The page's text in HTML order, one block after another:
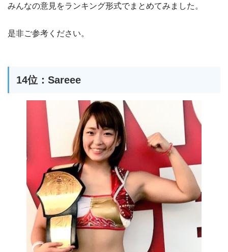
みんなの意見をランキング形式でまとめてみました。
是非ご参考ください。
14位：Sareee